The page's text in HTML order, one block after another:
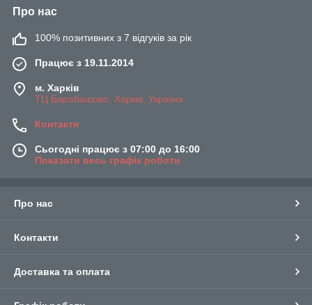
Про нас
100% позитивних з 7 відгуків за рік
Працює з 19.11.2014
м. Харків
ТЦ Барабашово, Харків, Україна
Контакти
Сьогодні працює з 07:00 до 16:00
Показати весь графік роботи
Про нас
Контакти
Доставка та оплата